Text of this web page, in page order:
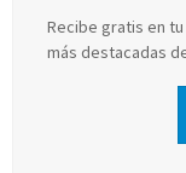
Recibe gratis en
más destacadas